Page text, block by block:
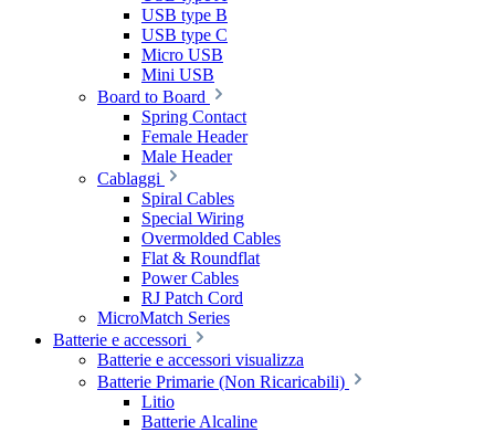
USB type B
USB type C
Micro USB
Mini USB
Board to Board
Spring Contact
Female Header
Male Header
Cablaggi
Spiral Cables
Special Wiring
Overmolded Cables
Flat & Roundflat
Power Cables
RJ Patch Cord
MicroMatch Series
Batterie e accessori
Batterie e accessori visualizza
Batterie Primarie (Non Ricaricabili)
Litio
Batterie Alcaline